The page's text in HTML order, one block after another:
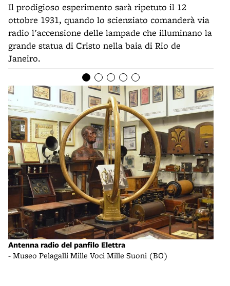
Il prodigioso esperimento sarà ripetuto il 12
ottobre 1931, quando lo scienziato comanderà via
radio l'accensione delle lampade che illuminano la
grande statua di Cristo nella baia di Rio de
Janeiro.
Antenna radio del panfilo Elettra
- Museo Pelagalli Mille Voci Mille Suoni (BO)